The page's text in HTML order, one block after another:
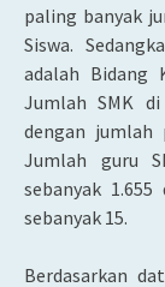
paling banyak
Siswa.
adalah Bidang
Jumlah SMK
dengan jumlah
Jumlah guru
sebanyak
sebanyak 15.
Berdasarkan